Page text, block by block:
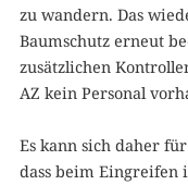
zu wandern. Das
Baumschutz erneut
zusätzlichen
AZ kein Personal
Es kann sich daher
dass beim Eingreifen